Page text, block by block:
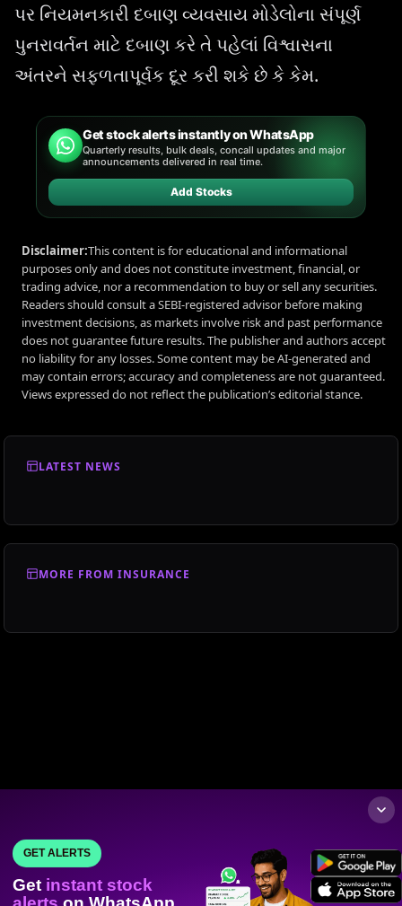
પર નિયમનકારી દબાણ વ્યવસાય મોડેલોના સંપૂર્ણ
પુનરાવર્તન માટે દબાણ કરે તે પહેલાં વિશ્વાસના
અંતરને સફળતાપૂર્વક દૂર કરી શકે છે કે કેમ.
Get stock alerts instantly on WhatsApp
Quarterly results, bulk deals, concall updates and major
announcements delivered in real time.
Add Stocks
Disclaimer:This content is for educational and informational
purposes only and does not constitute investment, financial, or
trading advice, nor a recommendation to buy or sell any securities.
Readers should consult a SEBI-registered advisor before making
investment decisions, as markets involve risk and past performance
does not guarantee future results. The publisher and authors accept
no liability for any losses. Some content may be AI-generated and
may contain errors; accuracy and completeness are not guaranteed.
Views expressed do not reflect the publication’s editorial stance.
LATEST NEWS
MORE FROM INSURANCE
GET ALERTS
Get instant stock